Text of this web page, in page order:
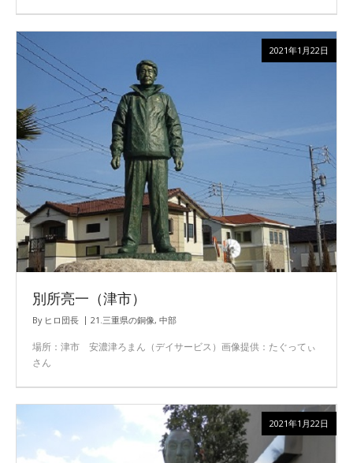
別所亮一（津市）
By ヒロ団長 21.三重県の銅像, 中部
場所：津市 安濃津ろまん（デイサービス）画像提供：たぐってぃ
さん
2021年1月22日
2021年1月22日